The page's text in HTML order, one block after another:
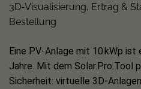
Für die Einbindung ins
Anlagenüberwachung und
Das Gerät ist für
kompakten Abmessungen gut
3D-Visualisierung, Ertrag &
Bestellung
Eine PV-Anlage mit 10 kWp
Jahre. Mit dem Solar.Pro.Tool
Sicherheit: virtuelle 3D-